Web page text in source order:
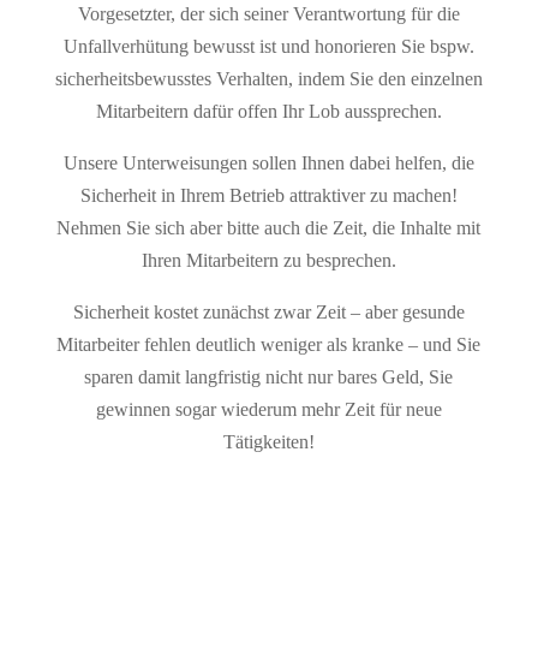
Vorgesetzter, der sich seiner Verantwortung für die
Unfallverhütung bewusst ist und honorieren Sie bspw.
sicherheitsbewusstes Verhalten, indem Sie den einzelnen
Mitarbeitern dafür offen Ihr Lob aussprechen.
Unsere Unterweisungen sollen Ihnen dabei helfen, die
Sicherheit in Ihrem Betrieb attraktiver zu machen!
Nehmen Sie sich aber bitte auch die Zeit, die Inhalte mit
Ihren Mitarbeitern zu besprechen.
Sicherheit kostet zunächst zwar Zeit – aber gesunde
Mitarbeiter fehlen deutlich weniger als kranke – und Sie
sparen damit langfristig nicht nur bares Geld, Sie
gewinnen sogar wiederum mehr Zeit für neue
Tätigkeiten!